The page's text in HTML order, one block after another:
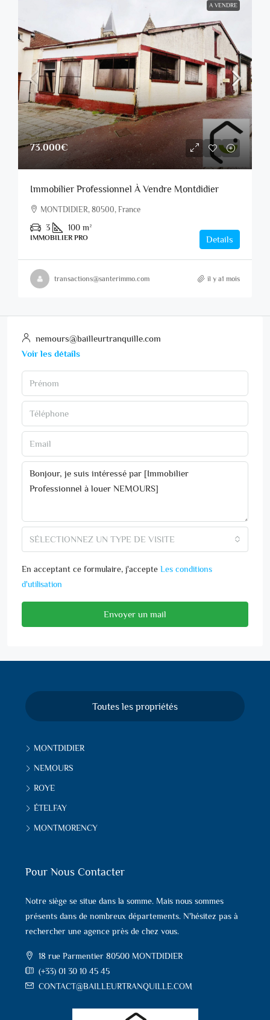
A VENDRE
73.000€
Immobilier Professionnel À Vendre Montdidier
MONTDIDIER, 80500, France
3 100 m²
IMMOBILIER PRO Details
transactions@santerimmo.com il y a1 mois
nemours@bailleurtranquille.com
Voir les détails
SÉLECTIONNEZ UN TYPE DE VISITE
En acceptant ce formulaire, j'accepte Les conditions
d'utilisation
Envoyer un mail
Toutes les propriétés
MONTDIDIER
NEMOURS
ROYE
ÉTELFAY
MONTMORENCY
Pour Nous Contacter
Notre siège se situe dans la somme. Mais nous sommes
présents dans de nombreux départements. N'hésitez pas à
rechercher une agence près de chez vous.
18 rue Parmentier 80500 MONTDIDIER
(+33) 01 30 10 45 45
CONTACT@BAILLEURTRANQUILLE.COM